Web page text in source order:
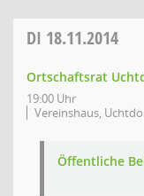
DI 18.11.2014
Ortschaftsrat
19:00 Uhr
Vereinshaus,
Öffentliche